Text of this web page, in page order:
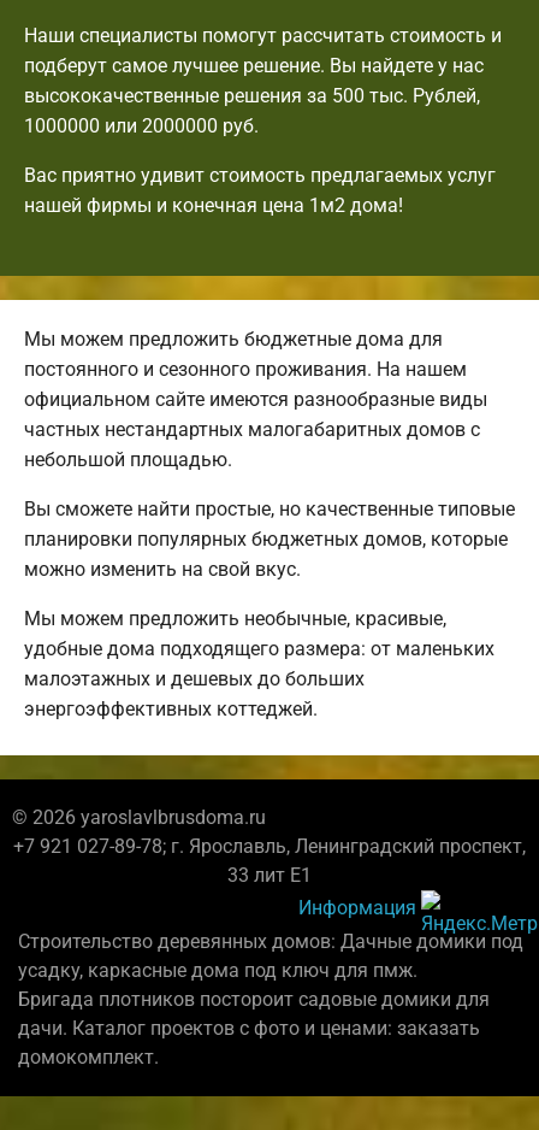
Наши специалисты помогут рассчитать стоимость и
подберут самое лучшее решение. Вы найдете у нас
высококачественные решения за 500 тыс. Рублей,
1000000 или 2000000 руб.
Вас приятно удивит стоимость предлагаемых услуг
нашей фирмы и конечная цена 1м2 дома!
Мы можем предложить бюджетные дома для
постоянного и сезонного проживания. На нашем
официальном сайте имеются разнообразные виды
частных нестандартных малогабаритных домов с
небольшой площадью.
Вы сможете найти простые, но качественные типовые
планировки популярных бюджетных домов, которые
можно изменить на свой вкус.
Мы можем предложить необычные, красивые,
удобные дома подходящего размера: от маленьких
малоэтажных и дешевых до больших
энергоэффективных коттеджей.
© 2026 yaroslavlbrusdoma.ru
+7 921 027-89-78; г. Ярославль, Ленинградский проспект,
33 лит Е1
Информация
Строительство деревянных домов: Дачные домики под
усадку, каркасные дома под ключ для пмж.
Бригада плотников постороит садовые домики для
дачи. Каталог проектов с фото и ценами: заказать
домокомплект.